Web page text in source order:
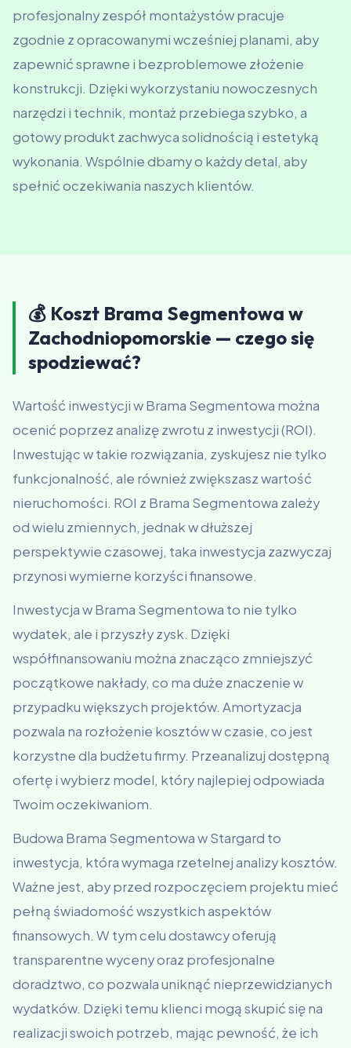
profesjonalny zespół montażystów pracuje
zgodnie z opracowanymi wcześniej planami, aby
zapewnić sprawne i bezproblemowe złożenie
konstrukcji. Dzięki wykorzystaniu nowoczesnych
narzędzi i technik, montaż przebiega szybko, a
gotowy produkt zachwyca solidnością i estetyką
wykonania. Wspólnie dbamy o każdy detal, aby
spełnić oczekiwania naszych klientów.
💰 Koszt Brama Segmentowa w
Zachodniopomorskie — czego się
spodziewać?
Wartość inwestycji w Brama Segmentowa można
ocenić poprzez analizę zwrotu z inwestycji (ROI).
Inwestując w takie rozwiązania, zyskujesz nie tylko
funkcjonalność, ale również zwiększasz wartość
nieruchomości. ROI z Brama Segmentowa zależy
od wielu zmiennych, jednak w dłuższej
perspektywie czasowej, taka inwestycja zazwyczaj
przynosi wymierne korzyści finansowe.
Inwestycja w Brama Segmentowa to nie tylko
wydatek, ale i przyszły zysk. Dzięki
współfinansowaniu można znacząco zmniejszyć
początkowe nakłady, co ma duże znaczenie w
przypadku większych projektów. Amortyzacja
pozwala na rozłożenie kosztów w czasie, co jest
korzystne dla budżetu firmy. Przeanalizuj dostępną
ofertę i wybierz model, który najlepiej odpowiada
Twoim oczekiwaniom.
Budowa Brama Segmentowa w Stargard to
inwestycja, która wymaga rzetelnej analizy kosztów.
Ważne jest, aby przed rozpoczęciem projektu mieć
pełną świadomość wszystkich aspektów
finansowych. W tym celu dostawcy oferują
transparentne wyceny oraz profesjonalne
doradztwo, co pozwala uniknąć nieprzewidzianych
wydatków. Dzięki temu klienci mogą skupić się na
realizacji swoich potrzeb, mając pewność, że ich